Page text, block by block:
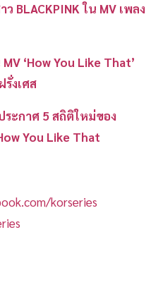
BLACKPINK ใน MV เพลง
‘How You Like That’
งเศส
ระกาศ 5 สถิติใหม่ของ
You Like That
korseries